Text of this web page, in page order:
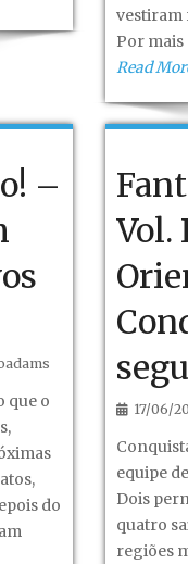
vestiram
Por mais
Read
–
que o
do
Vol.
17/06/
equipe
Dois
quatro
regiões